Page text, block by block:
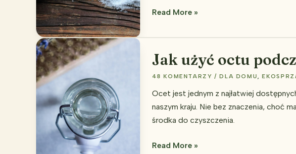
Jak
z
garnek?
Read More »
Jak użyć octu
48 KOMENTARZY /DLA DOMU ,
Ocet jest jednym z najłatwiej
naszym kraju. Nie bez znaczenia, choć
środka do czyszczenia.
Jak
Read More »